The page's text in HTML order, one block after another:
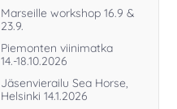
Marseille workshop 16.9 &
23.9.
Piemonten viinimatka
14.-18.10.2026
Jäsenvierailu Sea Horse,
Helsinki 14.1.2026